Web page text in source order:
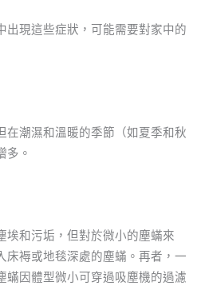
出現這些症狀，可能需要對家中的
在潮濕和溫暖的季節（如夏季和秋
多。
埃和污垢，但對於微小的塵蟎來
床褥或地毯深處的塵蟎。再者，一
蟎因體型微小可穿過吸塵機的過濾